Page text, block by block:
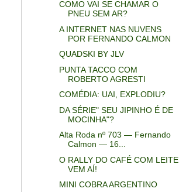
COMO VAI SE CHAMAR O
PNEU SEM AR?
A INTERNET NAS NUVENS
POR FERNANDO CALMON
QUADSKI BY JLV
PUNTA TACCO COM
ROBERTO AGRESTI
COMÉDIA: UAI, EXPLODIU?
DA SÉRIE" SEU JIPINHO É DE
MOCINHA"?
Alta Roda nº 703 — Fernando
Calmon — 16...
O RALLY DO CAFÉ COM LEITE
VEM AÍ!
MINI COBRA ARGENTINO